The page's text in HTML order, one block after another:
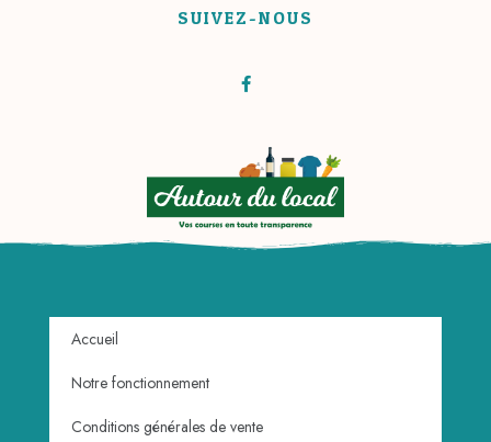
SUIVEZ-NOUS
Accueil
Notre fonctionnement
Conditions générales de vente